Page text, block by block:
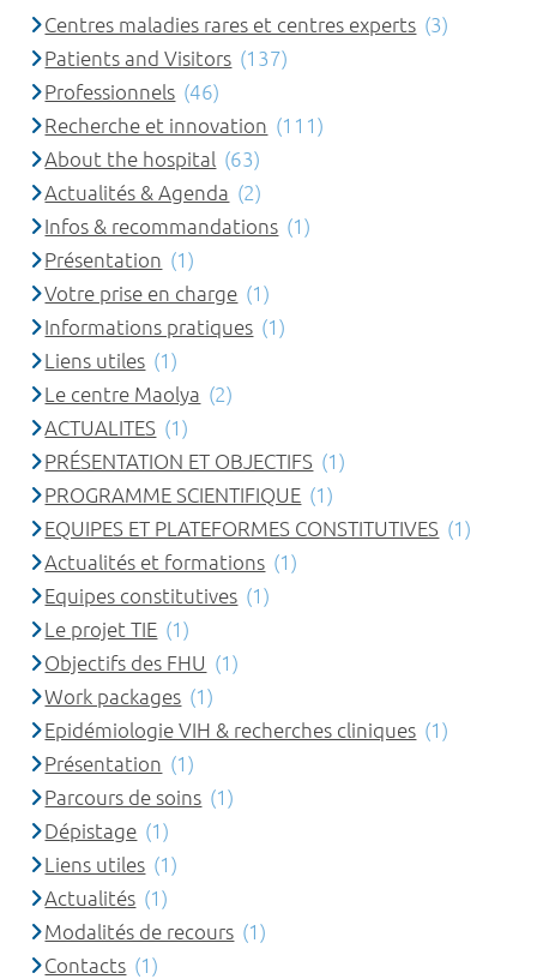
Centres maladies rares et centres experts (3)
Patients and Visitors (137)
Professionnels (46)
Recherche et innovation (111)
About the hospital (63)
Actualités & Agenda (2)
Infos & recommandations (1)
Présentation (1)
Votre prise en charge (1)
Informations pratiques (1)
Liens utiles (1)
Le centre Maolya (2)
ACTUALITES (1)
PRÉSENTATION ET OBJECTIFS (1)
PROGRAMME SCIENTIFIQUE (1)
EQUIPES ET PLATEFORMES CONSTITUTIVES (1)
Actualités et formations (1)
Equipes constitutives (1)
Le projet TIE (1)
Objectifs des FHU (1)
Work packages (1)
Epidémiologie VIH & recherches cliniques (1)
Présentation (1)
Parcours de soins (1)
Dépistage (1)
Liens utiles (1)
Actualités (1)
Modalités de recours (1)
Contacts (1)